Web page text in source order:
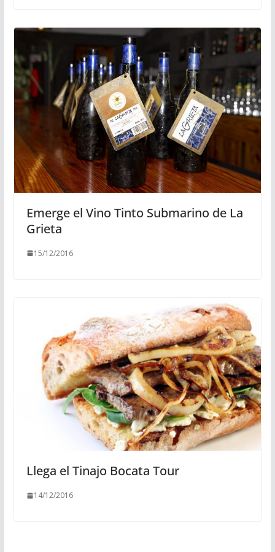
Emerge el Vino Tinto Submarino de La
Grieta
15/12/2016
Llega el Tinajo Bocata Tour
14/12/2016